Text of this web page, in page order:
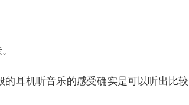
耳机听音乐的感受确实是可以听出比较